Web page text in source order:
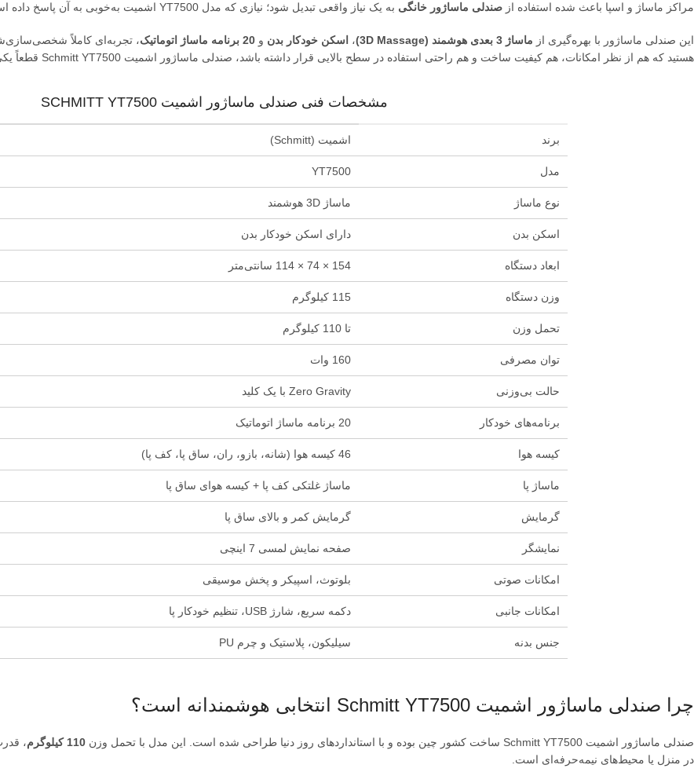
مراکز ماساژ و اسپا باعث شده استفاده از صندلی ماساژور خانگی به یک نیاز واقعی تبدیل شود؛ نیازی که مدل YT7500 اشمیت به‌خوبی به آن پاسخ داده است.
این صندلی ماساژور با بهره‌گیری از ماساژ 3 بعدی هوشمند (3D Massage) ، اسکن خودکار بدن و 20 برنامه ماساژ اتوماتیک
، تجربه‌ای کاملاً
هستید که هم از نظر امکانات، هم کیفیت ساخت و هم راحتی استفاده در سطح بالایی قرار داشته باشد، صندلی ماساژور اشمیت Schmitt YT7500 قطعاً یکی از بهترین انتخاب‌هاست.
مشخصات فنی صندلی ماساژور اشمیت SCHMITT YT7500
برند اشمیت (Schmitt)
مدل YT7500
نوع ماساژ ماساژ 3D هوشمند
اسکن بدن دارای اسکن خودکار بدن
ابعاد دستگاه 154 × 74 × 114 سانتی‌متر
وزن دستگاه 115 کیلوگرم
تحمل وزن تا 110 کیلوگرم
توان مصرفی 160 وات
حالت بی‌وزنی Zero Gravity با یک کلید
برنامه‌های خودکار 20 برنامه ماساژ اتوماتیک
کیسه هوا 46 کیسه هوا (شانه، بازو، ران، ساق پا، کف پا)
ماساژ پا ماساژ غلتکی کف پا + کیسه هوای ساق پا
گرمایش گرمایش کمر و بالای ساق پا
نمایشگر صفحه نمایش لمسی 7 اینچی
امکانات صوتی بلوتوث، اسپیکر و پخش موسیقی
امکانات جانبی دکمه سریع، شارژ USB، تنظیم خودکار پا
جنس بدنه سیلیکون، پلاستیک و چرم PU
چرا صندلی ماساژور اشمیت Schmitt YT7500 انتخابی هوشمندانه است؟
صندلی ماساژور اشمیت Schmitt YT7500 ساخت کشور چین بوده و با استانداردهای روز دنیا طراحی شده است. این مدل با تحمل وزن 110 کیلوگرم ،
در منزل یا محیط‌های نیمه‌حرفه‌ای است.